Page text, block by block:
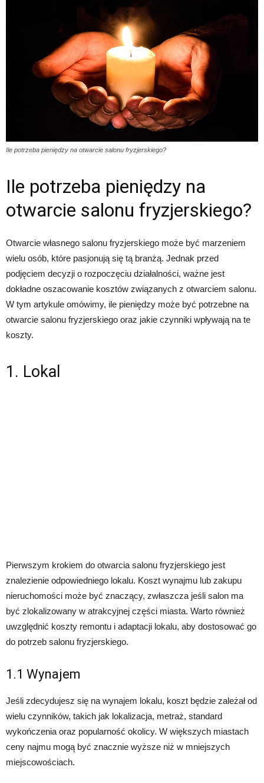
Ile potrzeba pieniędzy na otwarcie salonu fryzjerskiego?
Ile potrzeba pieniędzy na
otwarcie salonu fryzjerskiego?
Otwarcie własnego salonu fryzjerskiego może być marzeniem
wielu osób, które pasjonują się tą branżą. Jednak przed
podjęciem decyzji o rozpoczęciu działalności, ważne jest
dokładne oszacowanie kosztów związanych z otwarciem salonu.
W tym artykule omówimy, ile pieniędzy może być potrzebne na
otwarcie salonu fryzjerskiego oraz jakie czynniki wpływają na te
koszty.
1. Lokal
Pierwszym krokiem do otwarcia salonu fryzjerskiego jest
znalezienie odpowiedniego lokalu. Koszt wynajmu lub zakupu
nieruchomości może być znaczący, zwłaszcza jeśli salon ma
być zlokalizowany w atrakcyjnej części miasta. Warto również
uwzględnić koszty remontu i adaptacji lokalu, aby dostosować go
do potrzeb salonu fryzjerskiego.
1.1 Wynajem
Jeśli zdecydujesz się na wynajem lokalu, koszt będzie zależał od
wielu czynników, takich jak lokalizacja, metraż, standard
wykończenia oraz popularność okolicy. W większych miastach
ceny najmu mogą być znacznie wyższe niż w mniejszych
miejscowościach.